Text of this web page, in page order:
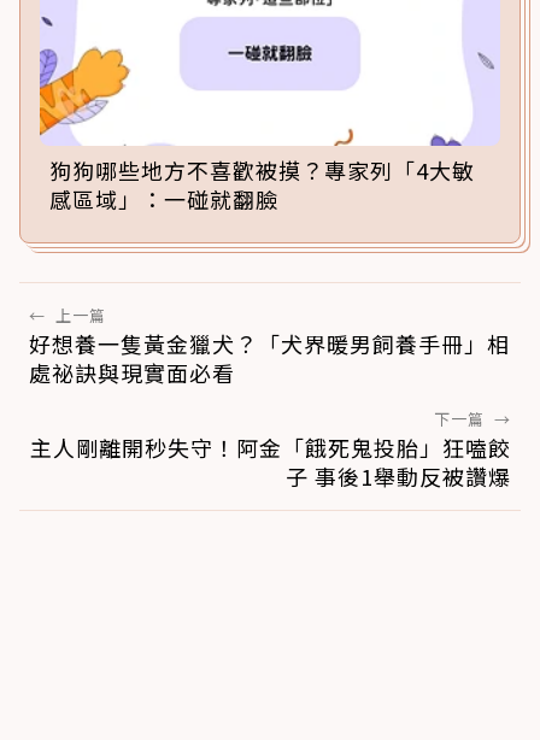
狗狗哪些地方不喜歡被摸？專家列「4大敏
感區域」：一碰就翻臉
← 上一篇
好想養一隻黃金獵犬？「犬界暖男飼養手冊」相
處祕訣與現實面必看
下一篇 →
主人剛離開秒失守！阿金「餓死鬼投胎」狂嗑餃
子 事後1舉動反被讚爆